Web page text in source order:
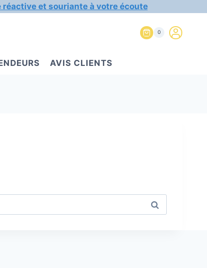
réactive et souriante à votre écoute
0
AVIS CLIENTS